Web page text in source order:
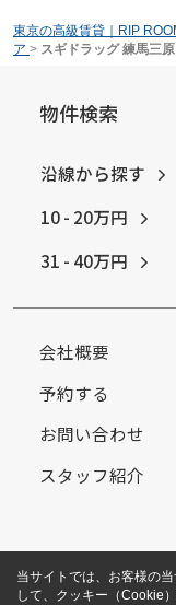
東京の高級賃貸｜RIP
ア > スギドラッグ 練馬三
物件検索
沿線から探す
10 - 20万円
31 - 40万円
会社概要
予約する
お問い合わせ
スタッフ紹介
当サイトでは、お客様の
して、クッキー（Cookie